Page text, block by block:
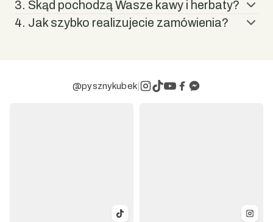
3. Skąd pochodzą Wasze kawy i herbaty?
4. Jak szybko realizujecie zamówienia?
@pysznykubek|